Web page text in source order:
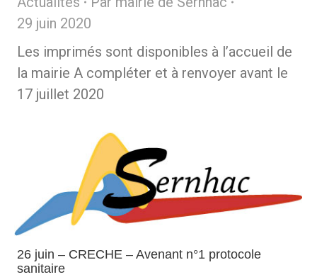
29 juin 2020
Les imprimés sont disponibles à l’accueil de
la mairie A compléter et à renvoyer avant le
17 juillet 2020
26 juin – CRECHE – Avenant n°1 protocole
sanitaire